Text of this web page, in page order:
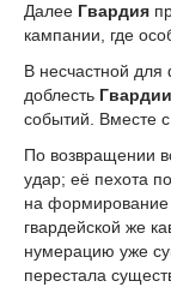
Далее Гвардия
кампании, где
В несчастной для
доблесть Гвардии
событий. Вместе
По возвращении
удар; её пехота
на формирование
гвардейской же
нумерацию уже
перестала